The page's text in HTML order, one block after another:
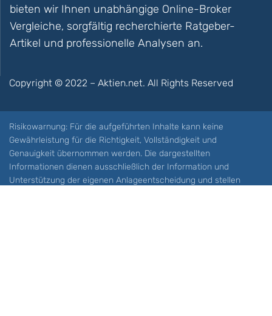
bieten wir Ihnen unabhängige Online-Broker
Vergleiche, sorgfältig recherchierte Ratgeber-
Artikel und professionelle Analysen an.
Copyright © 2022 – Aktien.net. All Rights Reserved
Risikowarnung: Für die aufgeführten Inhalte kann keine
Gewährleistung für die Richtigkeit, Vollständigkeit und
Genauigkeit übernommen werden. Die dargestellten
Informationen dienen ausschließlich der Information und
Unterstützung der eigenen Anlageentscheidung und stellen